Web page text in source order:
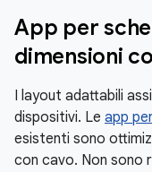
App per
dimensioni
I layout adattabili
dispositivi. Le app
esistenti sono
con cavo. Non sono